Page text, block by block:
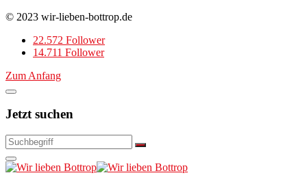
© 2023 wir-lieben-bottrop.de
22.572 Follower
14.711 Follower
Zum Anfang
Jetzt suchen